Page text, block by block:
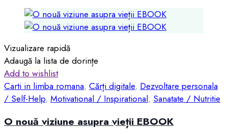
Vizualizare rapidă
Adaugă la lista de dorințe
Add to wishlist
Carti in limba romana, Cărți digitale, Dezvoltare personala
/ Self-Help, Motivational / Inspirational, Sanatate / Nutritie
O nouă viziune asupra vieții EBOOK